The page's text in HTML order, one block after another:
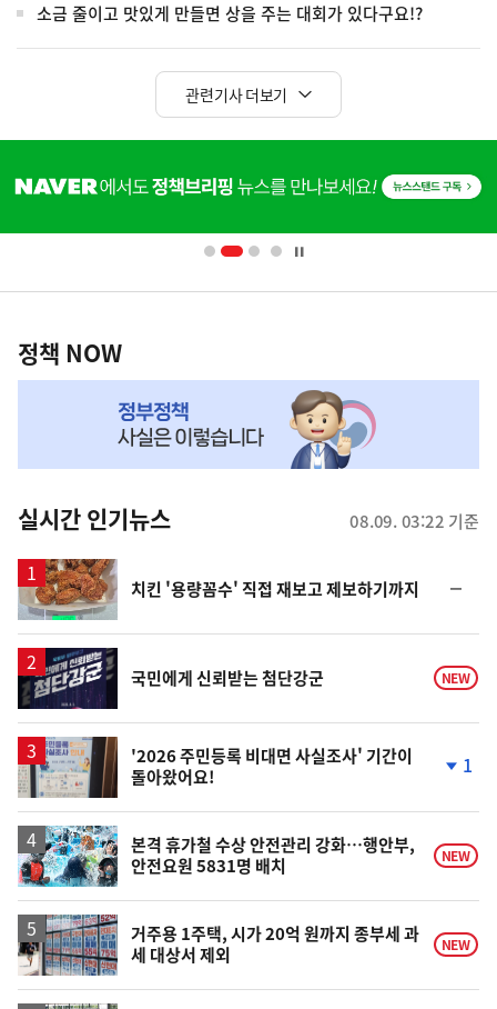
소금 줄이고 맛있게 만들면 상을 주는 대회가 있다구요!?
관련기사 더보기
단
영
책
NOW,
뉴
스
정책 NOW
실시간 인기뉴스 08.09. 03:22 기준
치킨 '용량꼼수' 직접 재보고 제보하기까지
일
국민에게 신뢰받는 첨단강군 NEW
'2026 주민등록 비대면 사실조사' 기간이
돌아왔어요!
하
락
1
본격 휴가철 수상 안전관리 강화…행안부,
안전요원 5831명 배치
NEW
거주용 1주택, 시가 20억 원까지 종부세 과
세 대상서 제외
NEW